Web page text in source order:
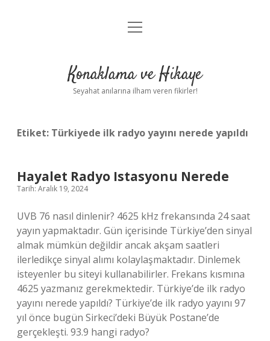
Anasayfa
Yasal Uyarı
menüyü
Konaklama ve Hikaye
Seyahat anılarına ilham veren fikirler!
Etiket: Türkiyede ilk radyo yayını nerede yapıldı
Hayalet Radyo Istasyonu Nerede
Tarih: Aralık 19, 2024
UVB 76 nasıl dinlenir? 4625 kHz frekansında 24 saat
yayın yapmaktadır. Gün içerisinde Türkiye’den sinyal
almak mümkün değildir ancak akşam saatleri
ilerledikçe sinyal alımı kolaylaşmaktadır. Dinlemek
isteyenler bu siteyi kullanabilirler. Frekans kısmına
4625 yazmanız gerekmektedir. Türkiye’de ilk radyo
yayını nerede yapıldı? Türkiye’de ilk radyo yayını 97
yıl önce bugün Sirkeci’deki Büyük Postane’de
gerçekleşti. 93.9 hangi radyo?